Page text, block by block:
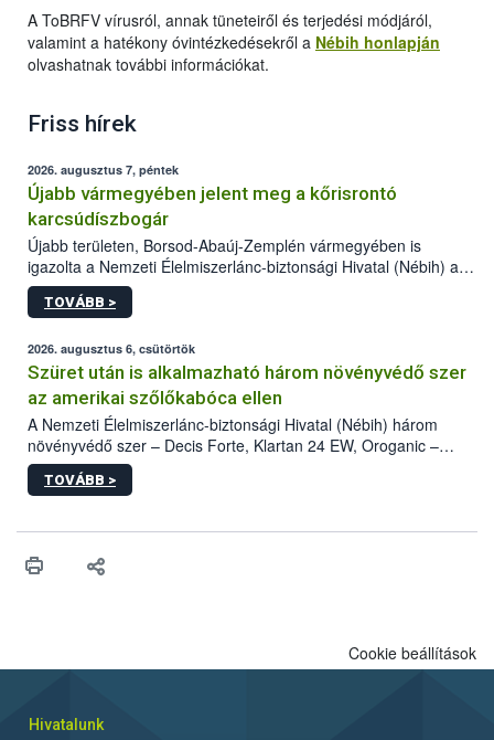
A ToBRFV vírusról, annak tüneteiről és terjedési módjáról,
valamint a hatékony óvintézkedésekről a Nébih honlapján
olvashatnak további információkat.
Friss hírek
2026. augusztus 7, péntek
Újabb vármegyében jelent meg a kőrisrontó
karcsúdíszbogár
Újabb területen, Borsod-Abaúj-Zemplén vármegyében is
igazolta a Nemzeti Élelmiszerlánc-biztonsági Hivatal (Nébih) a
kőrisrontó karcsúdíszbogár (Agrilus planipennis) jelenlétét. A
kártevőt nem csak színcsapdában találták meg, de már fertőzött
az intenzív felderítést, emellett az intézkedéseket a szlovák
hatósággal is összehangolják a terjedés megállítása érdekében.
TOVÁBB >
2026. augusztus 6, csütörtök
Szüret után is alkalmazható három növényvédő szer
az amerikai szőlőkabóca ellen
A Nemzeti Élelmiszerlánc-biztonsági Hivatal (Nébih) három
növényvédő szer – Decis Forte, Klartan 24 EW, Oroganic –
engedélyokiratát módosította, így azok a szüretet követően,
egészen a vesszőérettség (BBCH 91) stádiumáig
érésű szőlőkben is legyen lehetőség a károsító elleni további
felhasználók számára is elérhető és ökológiai termesztésben is
TOVÁBB >
Cookie beállítások
Hivatalunk